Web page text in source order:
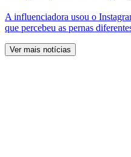
A influenciadora usou o
que percebeu as pernas
Ver mais notícias